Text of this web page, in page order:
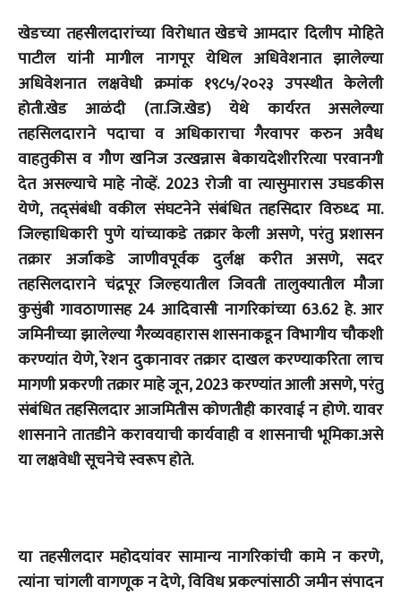
खेडच्या तहसीलदारांच्या विरोधात खेडचे आमदार दिलीप मोहिते
पाटील यांनी मागील नागपूर येथिल अधिवेशनात झालेल्या
अधिवेशनात लक्षवेधी क्रमांक १९८५/२०२३ उपस्थीत केलेली
होती.खेड आळंदी (ता.जि.खेड) येथे कार्यरत असलेल्या
तहसिलदाराने पदाचा व अधिकाराचा गैरवापर करुन अवैध
वाहतुकीस व गौण खनिज उत्खन्नास बेकायदेशीररित्या परवानगी
देत असल्याचे माहे नोव्हें. 2023 रोजी वा त्यासुमारास उघडकीस
येणे, तद्संबंधी वकील संघटनेने संबंधित तहसिदार विरुध्द मा.
जिल्हाधिकारी पुणे यांच्याकडे तक्रार केली असणे, परंतु प्रशासन
तक्रार अर्जाकडे जाणीवपूर्वक दुर्लक्ष करीत असणे, सदर
तहसिलदाराने चंद्रपूर जिल्हयातील जिवती तालुक्यातील मौजा
कुसुंबी गावठाणासह 24 आदिवासी नागरिकांच्या 63.62 हे. आर
जमिनीच्या झालेल्या गैरव्यवहारास शासनाकडून विभागीय चौकशी
करण्यांत येणे, रेशन दुकानावर तक्रार दाखल करण्याकरिता लाच
मागणी प्रकरणी तक्रार माहे जून, 2023 करण्यांत आली असणे, परंतु
संबंधित तहसिलदार आजमितीस कोणतीही कारवाई न होणे. यावर
शासनाने तातडीने करावयाची कार्यवाही व शासनाची भूमिका.असे
या लक्षवेधी सूचनेचे स्वरूप होते.
या तहसीलदार महोदयांवर सामान्य नागरिकांची कामे न करणे,
त्यांना चांगली वागणूक न देणे, विविध प्रकल्पांसाठी जमीन संपादन